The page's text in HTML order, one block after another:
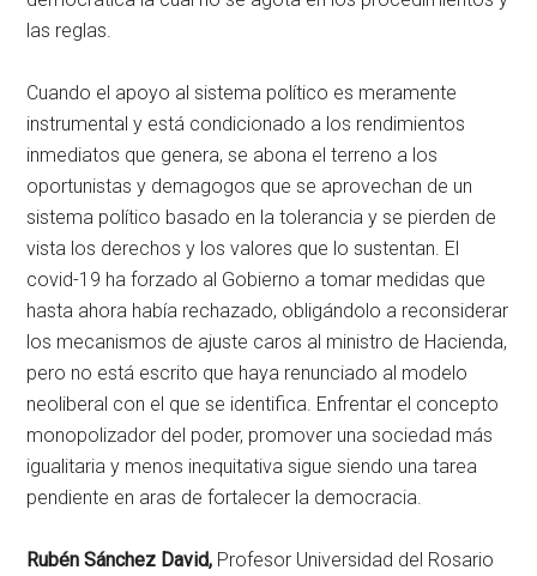
las reglas.
Cuando el apoyo al sistema político es meramente
instrumental y está condicionado a los rendimientos
inmediatos que genera, se abona el terreno a los
oportunistas y demagogos que se aprovechan de un
sistema político basado en la tolerancia y se pierden de
vista los derechos y los valores que lo sustentan. El
covid-19 ha forzado al Gobierno a tomar medidas que
hasta ahora había rechazado, obligándolo a reconsiderar
los mecanismos de ajuste caros al ministro de Hacienda,
pero no está escrito que haya renunciado al modelo
neoliberal con el que se identifica. Enfrentar el concepto
monopolizador del poder, promover una sociedad más
igualitaria y menos inequitativa sigue siendo una tarea
pendiente en aras de fortalecer la democracia.
Rubén Sánchez David, Profesor Universidad del Rosario